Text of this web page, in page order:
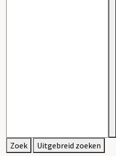
Zoek Uitgebreid zoeken